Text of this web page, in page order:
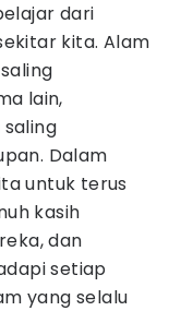
dari
kita. Alam
lain,
Dalam
untuk terus
kasih
dan
setiap
yang selalu